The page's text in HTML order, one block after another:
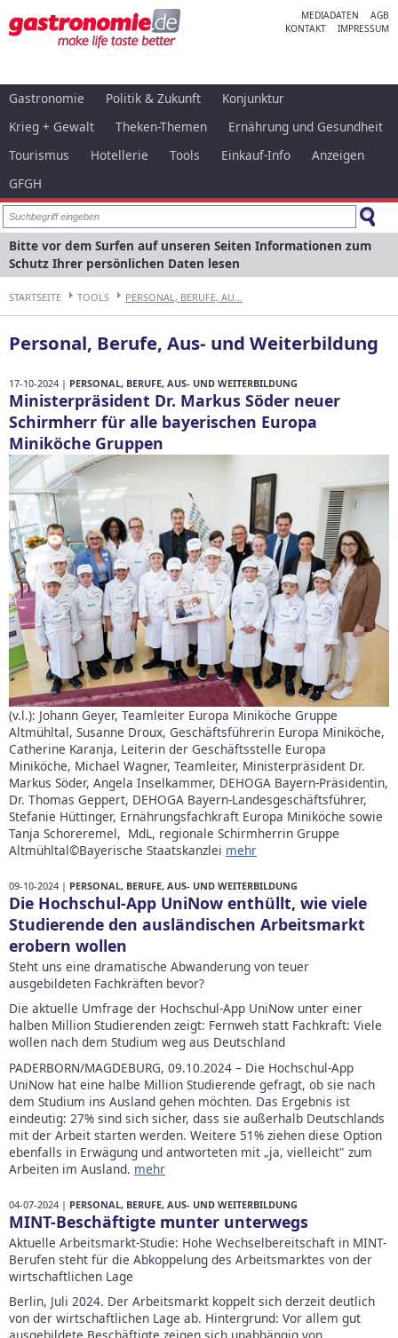
MEDIADATEN
AGB
KONTAKT
IMPRESSUM
Gastronomie Politik & Zukunft
Konjunktur
Krieg + Gewalt
Theken-Themen
Ernährung und Gesundheit
Tourismus
Hotellerie Tools Einkauf-Info
Anzeigen
GFGH
Bitte vor dem Surfen auf unseren Seiten Informationen zum
Schutz Ihrer persönlichen Daten lesen
STARTSEITE TOOLS PERSONAL, BERUFE, AU...
Personal, Berufe, Aus- und Weiterbildung
17-10-2024 | PERSONAL, BERUFE, AUS- UND WEITERBILDUNG
Ministerpräsident Dr. Markus Söder neuer
Schirmherr für alle bayerischen Europa
Miniköche Gruppen
(v.l.): Johann Geyer, Teamleiter Europa Miniköche Gruppe
Altmühltal, Susanne Droux, Geschäftsführerin Europa Miniköche,
Catherine Karanja, Leiterin der Geschäftsstelle Europa
Miniköche, Michael Wagner, Teamleiter, Ministerpräsident Dr.
Markus Söder, Angela Inselkammer, DEHOGA Bayern-Präsidentin,
Dr. Thomas Geppert, DEHOGA Bayern-Landesgeschäftsführer,
Stefanie Hüttinger, Ernährungsfachkraft Europa Miniköche sowie
Tanja Schoreremel, MdL, regionale Schirmherrin Gruppe
Altmühltal©Bayerische Staatskanzlei mehr
09-10-2024 | PERSONAL, BERUFE, AUS- UND WEITERBILDUNG
Die Hochschul-App UniNow enthüllt, wie viele
Studierende den ausländischen Arbeitsmarkt
erobern wollen
Steht uns eine dramatische Abwanderung von teuer
ausgebildeten Fachkräften bevor?
Die aktuelle Umfrage der Hochschul-App UniNow unter einer
halben Million Studierenden zeigt: Fernweh statt Fachkraft: Viele
wollen nach dem Studium weg aus Deutschland
PADERBORN/MAGDEBURG, 09.10.2024 – Die Hochschul-App
UniNow hat eine halbe Million Studierende gefragt, ob sie nach
dem Studium ins Ausland gehen möchten. Das Ergebnis ist
eindeutig: 27% sind sich sicher, dass sie außerhalb Deutschlands
mit der Arbeit starten werden. Weitere 51% ziehen diese Option
ebenfalls in Erwägung und antworteten mit „ja, vielleicht" zum
Arbeiten im Ausland. mehr
04-07-2024 | PERSONAL, BERUFE, AUS- UND WEITERBILDUNG
MINT-Beschäftigte munter unterwegs
Aktuelle Arbeitsmarkt-Studie: Hohe Wechselbereitschaft in MINT-
Berufen steht für die Abkoppelung des Arbeitsmarktes von der
wirtschaftlichen Lage
Berlin, Juli 2024. Der Arbeitsmarkt koppelt sich derzeit deutlich
von der wirtschaftlichen Lage ab. Hintergrund: Vor allem gut